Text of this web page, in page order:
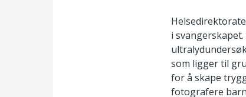
i
som ligger til
for å skape
fotografere